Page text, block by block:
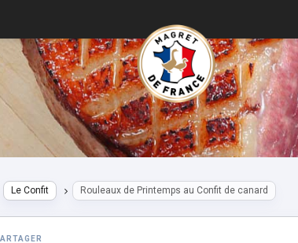
Le Confit Rouleaux de Printemps au Confit de canard